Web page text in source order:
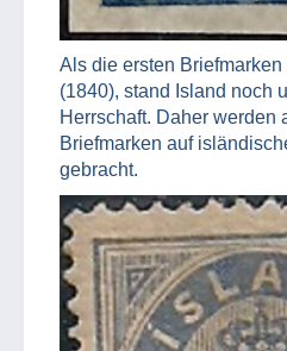
Als die ersten
(1840), stand Island noch
Herrschaft. Daher werden
Briefmarken auf
gebracht.